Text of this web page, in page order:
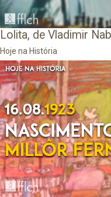
Lolita, de Vladimir
Hoje na História